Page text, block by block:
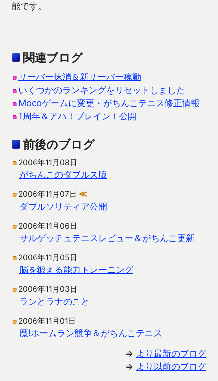
能です。
関連ブログ
サーバー抹消＆新サーバー稼動
いくつかのランキングをリセットしました
Mocoゲームに変更・がちんこテニス修正情報
1周年＆アハ！ブレイン！公開
前後のブログ
2006年11月08日
がちんこのダブルス版
2006年11月07日 ≪
ダブルソリティア公開
2006年11月06日
サルゲッチュテニスレビュー＆がちんこ更新
2006年11月05日
脳を鍛える能力トレーニング
2006年11月03日
ランとラナのこと
2006年11月01日
魔!ホームラン競争＆がちんこテニス
⇒ より最新のブログ
⇒ より以前のブログ